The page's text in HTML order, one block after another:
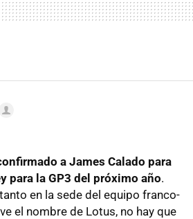
a James Calado para
para la GP3 del próximo año.
en la sede del equipo franco-
el nombre de Lotus, no hay que